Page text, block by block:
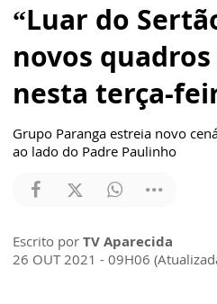
“Luar do
novos
nesta terça-
Grupo Paranga estreia novo
ao lado do Padre Paulinho
Escrito por TV Aparecida
26 OUT 2021 - 09H06